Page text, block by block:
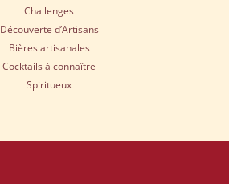
Challenges
Découverte d’Artisans
Bières artisanales
Cocktails à connaître
Spiritueux